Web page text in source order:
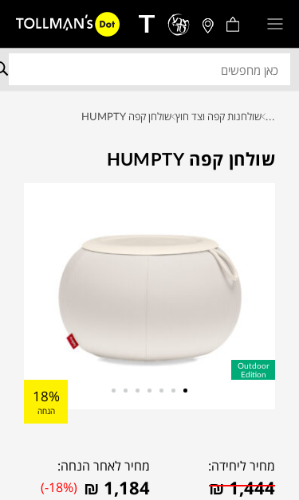
... שולחנות קפה וצד חוץ שולחן קפה HUMPTY
שולחן קפה HUMPTY
Outdoor
Edition
18%
הנחה
מחיר ליחידה:
₪1,444
מחיר לאחר הנחה:
₪ 1,184
(-18%)